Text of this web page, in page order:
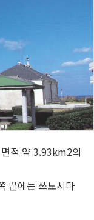
적 약 3.93km2의
끝에는 쓰노시마